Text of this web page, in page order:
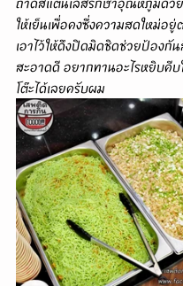
ให้เย็นเพื่อคงซึ่งความสดใหม่อ
เอาไว้ให้ดึงปิดมิดชิดช่วยป้อง
สะอาดดี อยากทานอะไรหยิบคีบ
โต๊ะได้เลยครับผม